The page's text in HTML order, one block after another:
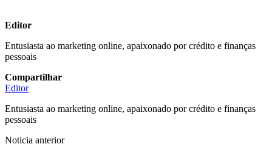
Editor
Entusiasta ao marketing online, apaixonado por crédito e finanças
pessoais
Compartilhar
Editor
Entusiasta ao marketing online, apaixonado por crédito e finanças
pessoais
Noticia anterior